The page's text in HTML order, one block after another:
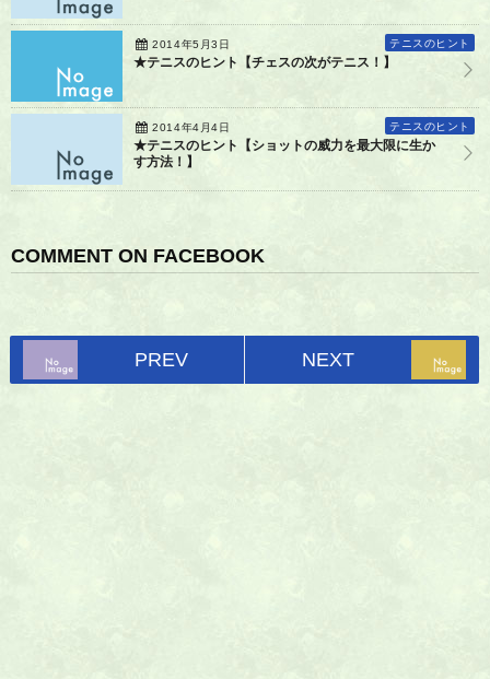
2014年5月3日 テニスのヒント
★テニスのヒント【チェスの次がテニス！】
2014年4月4日 テニスのヒント
★テニスのヒント【ショットの威力を最大限に生か
す方法！】
COMMENT ON FACEBOOK
PREV NEXT